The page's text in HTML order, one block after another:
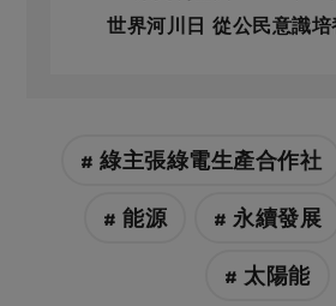
世界河川日 從公民意識
# 綠主張綠電生產合作社
# 能源 # 永續發展
# 太陽能